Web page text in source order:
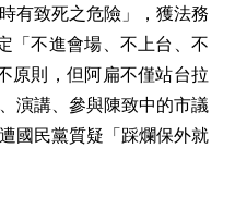
有致死之危險」，獲法務
「不進會場、不上台、不
原則，但阿扁不僅站台拉
演講、參與陳致中的市議
國民黨質疑「踩爛保外就